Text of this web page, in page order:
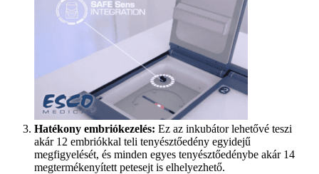
Hatékony embriókezelés: Ez az inkubátor lehetővé teszi
akár 12 embriókkal teli tenyésztőedény egyidejű
megfigyelését, és minden egyes tenyésztőedénybe akár 14
megtermékenyített petesejt is elhelyezhető.